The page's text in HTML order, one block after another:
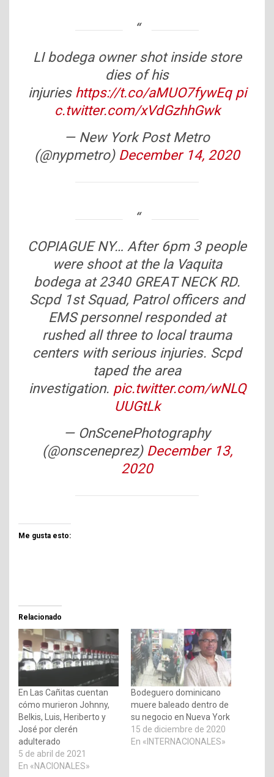
LI bodega owner shot inside store
dies of his
injuries https://t.co/aMUO7fywEq pi
c.twitter.com/xVdGzhhGwk
— New York Post Metro
(@nypmetro) December 14, 2020
COPIAGUE NY… After 6pm 3 people
were shoot at the la Vaquita
bodega at 2340 GREAT NECK RD.
Scpd 1st Squad, Patrol officers and
EMS personnel responded at
rushed all three to local trauma
centers with serious injuries. Scpd
taped the area
investigation. pic.twitter.com/wNLQ
UUGtLk
— OnScenePhotography
(@onsceneprez) December 13,
2020
Me gusta esto:
Relacionado
En Las Cañitas cuentan
cómo murieron Johnny,
Belkis, Luis, Heriberto y
José por clerén
adulterado
5 de abril de 2021
En «NACIONALES»
Bodeguero dominicano
muere baleado dentro de
su negocio en Nueva York
15 de diciembre de 2020
En «INTERNACIONALES»